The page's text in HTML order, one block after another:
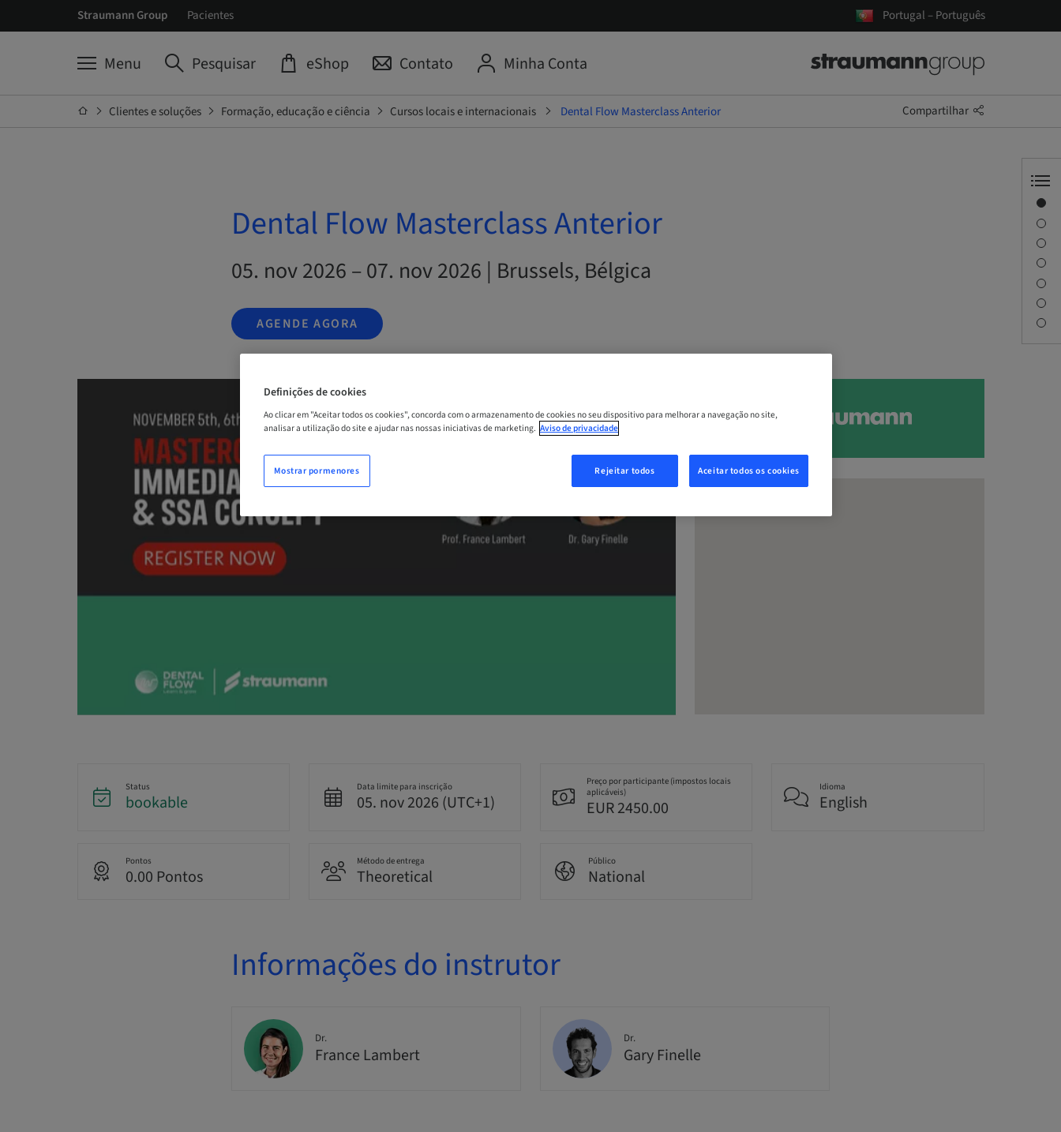
Straumann Group Pacientes Portugal – Português
Menu Pesquisar eShop Contato Minha Conta
Clientes e soluções Formação, educação e ciência Cursos locais e internacionais Dental Flow Masterclass Anterior Compartilhar
Dental Flow Masterclass Anterior
05. nov 2026 – 07. nov 2026 | Brussels, Bélgica
AGENDE AGORA
Status
bookable
Data limite para inscrição
05. nov 2026 (UTC+1)
Preço por participante (impostos locais
aplicáveis)
EUR 2450.00
Idioma
English
Pontos
0.00 Pontos
Método de entrega
Theoretical
Público
National
Informações do instrutor
Dr.
France Lambert
Dr.
Gary Finelle
Definições de cookies
Ao clicar em "Aceitar todos os cookies", concorda com o armazenamento de cookies no seu dispositivo para melhorar a navegação no site,
analisar a utilização do site e ajudar nas nossas iniciativas de marketing. Aviso de privacidade
Rejeitar todos Aceitar todos os cookies
Mostrar pormenores